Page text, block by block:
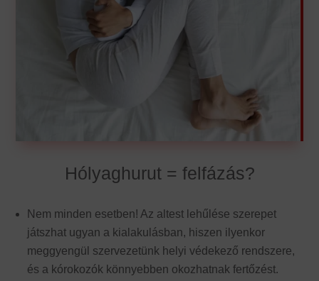
Hólyaghurut = felfázás?
Nem minden esetben! Az altest lehűlése szerepet
játszhat ugyan a kialakulásban, hiszen ilyenkor
meggyengül szervezetünk helyi védekező rendszere,
és a kórokozók könnyebben okozhatnak fertőzést.